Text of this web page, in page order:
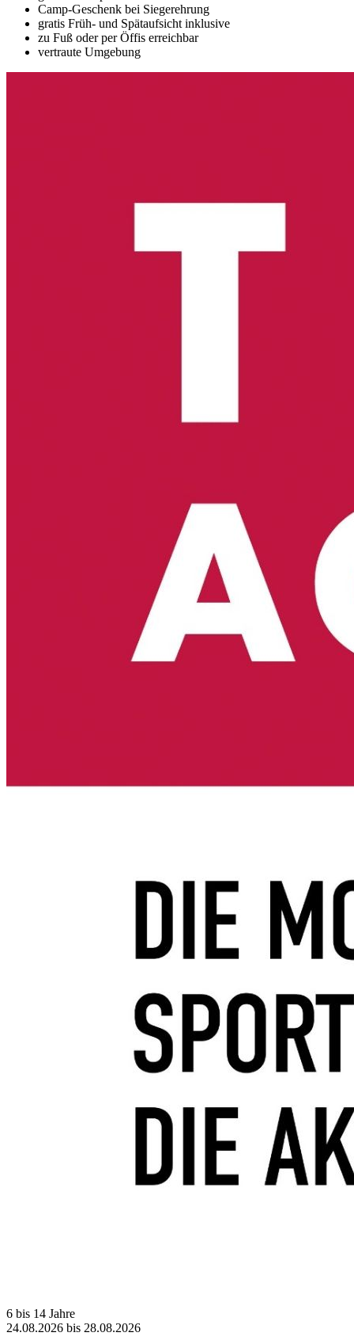
Camp-Geschenk bei Siegerehrung
gratis Früh- und Spätaufsicht inklusive
zu Fuß oder per Öffis erreichbar
vertraute Umgebung
6 bis 14 Jahre
24.08.2026 bis 28.08.2026